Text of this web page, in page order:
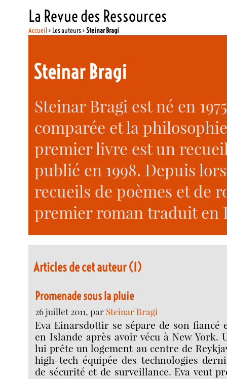
La Revue des Ressources
Accueil> Les auteurs >Steinar Bragi
Steinar Bragi
Steinar Bragi est né en
comparée et la
premier livre est un
publié en 1998. Depuis
recueils de poèmes et de
premier roman traduit en
Articles de cet auteur (1)
Promenade sous la pluie
26 juillet 2011, par Steinar Bragi
Eva Einarsdottir se sépare de son fiancé
en Islande après avoir vécu à New York.
lui prête un logement au centre de
high-tech équipée des technologies
de sécurité et de surveillance. Eva veut